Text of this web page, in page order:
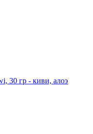
30 гр - киви, алоэ